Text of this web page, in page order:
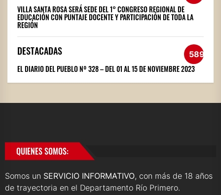
VILLA SANTA ROSA SERÁ SEDE DEL 1° CONGRESO REGIONAL DE
EDUCACIÓN CON PUNTAJE DOCENTE Y PARTICIPACIÓN DE TODA LA
REGIÓN
DESTACADAS 589
EL DIARIO DEL PUEBLO Nº 328 – DEL 01 AL 15 DE NOVIEMBRE 2023
QUIENES SOMOS:
Somos un SERVICIO INFORMATIVO, con más de 18 años
de trayectoria en el Departamento Río Primero.